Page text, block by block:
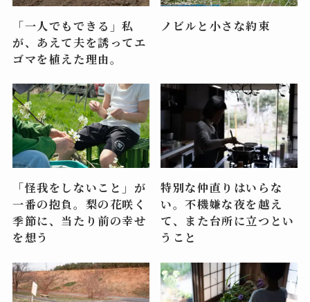
「一人でもできる」私
が、あえて夫を誘ってエ
ゴマを植えた理由。
ノビルと小さな約束
「怪我をしないこと」が
一番の抱負。梨の花咲く
季節に、当たり前の幸せ
を想う
特別な仲直りはいらな
い。不機嫌な夜を越え
て、また台所に立つとい
うこと